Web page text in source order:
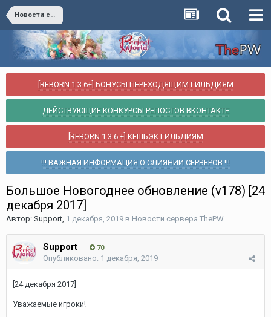
Новости сервера ThePW
[REBORN 1.3.6+] БОНУСЫ ПЕРЕХОДЯЩИМ ГИЛЬДИЯМ
ДЕЙСТВУЮЩИЕ КОНКУРСЫ РЕПОСТОВ ВКОНТАКТЕ
[REBORN 1.3.6 +] КЕШБЭК ГИЛЬДИЯМ
!!! ВАЖНАЯ ИНФОРМАЦИЯ О СЛИЯНИИ СЕРВЕРОВ !!!
Большое Новогоднее обновление (v178) [24
декабря 2017]
Автор: Support, 1 декабря, 2019 в Новости сервера ThePW
Support 70
Опубликовано: 1 декабря, 2019
[24 декабря 2017]
Уважаемые игроки!